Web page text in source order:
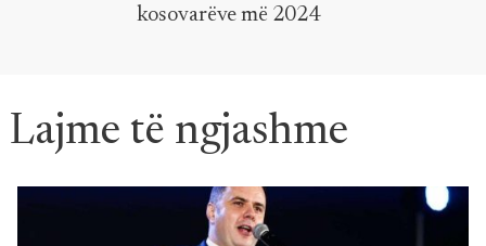
kosovarëve më 2024
Lajme të ngjashme